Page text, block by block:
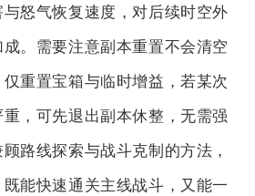
怒气恢复速度，对后续时空外
。需要注意副本重置不会清空
重置宝箱与临时增益，若某次
，可先退出副本休整，无需强
路线探索与战斗克制的方法，
能快速通关主线战斗，又能一